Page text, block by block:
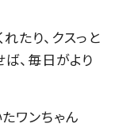
たり、クスっと
、毎日がより
ワンちゃん